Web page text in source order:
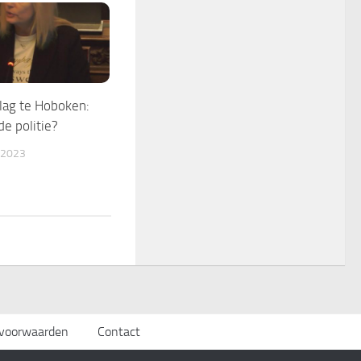
te Hoboken:
politie?
2023
Contact